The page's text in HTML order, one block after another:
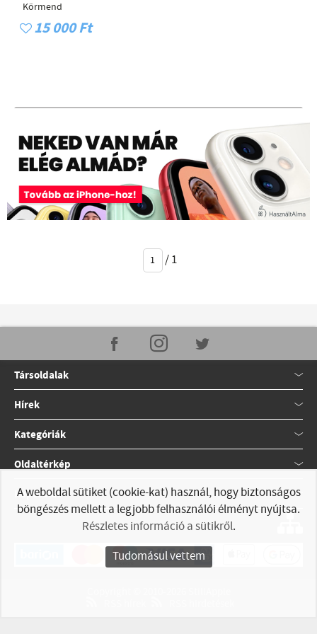
Körmend
15 000 Ft
/1
Társoldalak
Hírek
Kategóriák
Oldaltérkép
Kapcsolat
A weboldal sütiket (cookie-kat) használ, hogy biztonságos
böngészés mellett a legjobb felhasználói élményt nyújtsa.
Részletes információ a sütikről.
Tudomásul vettem